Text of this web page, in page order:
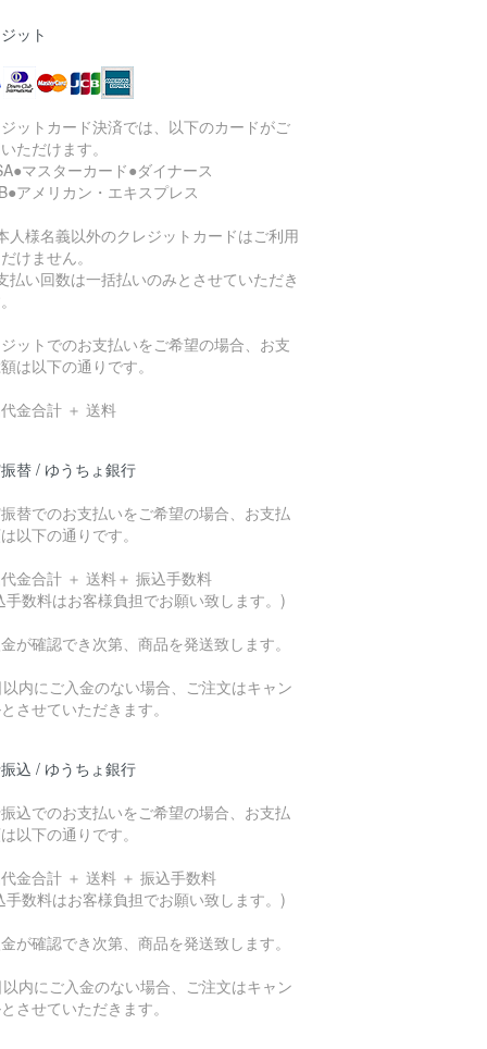
ット
ットカード決済では、以下のカードがご
ただけます。
マスターカード●ダイナース
アメリカン・エキスプレス
人様名義以外のクレジットカードはご利用
けません。
払い回数は一括払いのみとさせていただき
ットでのお支払いをご希望の場合、お支
は以下の通りです。
金合計 ＋ 送料
替 / ゆうちょ銀行
替でのお支払いをご希望の場合、お支払
以下の通りです。
金合計 ＋ 送料＋ 振込手数料
手数料はお客様負担でお願い致します。)
が確認でき次第、商品を発送致します。
内にご入金のない場合、ご注文はキャン
させていただきます。
込 / ゆうちょ銀行
込でのお支払いをご希望の場合、お支払
以下の通りです。
金合計 ＋ 送料 ＋ 振込手数料
手数料はお客様負担でお願い致します。)
が確認でき次第、商品を発送致します。
内にご入金のない場合、ご注文はキャン
させていただきます。